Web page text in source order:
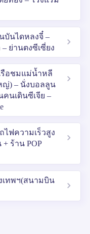
บันไดหลงจี๋ –
ย่านตงซีเซี่ยง
รือชมแม่น้ำหลี
ญ่) – นั่งบอลลูน
นเดินซีเจีย –
ไฟความเร็วสูง
ร้าน POP
ทพฯ(สนามบิน